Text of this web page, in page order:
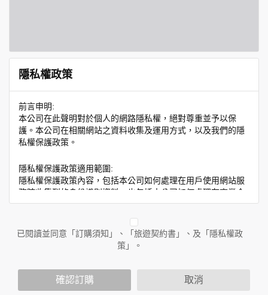
隱私權政策
前言申明:
本公司在此聲明對於個人的網路隱私權，絕對尊重並予以保
護。本公司在相關網站之資料收集及運用方式，以及我們的隱
私權保護政策。
隱私權保護政策適用範圍:
隱私權保護政策內容，包括本公司如何處理在用戶使用網站服
務時收集到的身份識別資料，也包括本公司如何處理在商業合
作與本公司合作時分享的任何身份識別資料。隱私權保護政策
人員。例如您透過本公司旗下網站上的廣告廠商連結，這些置
放連結的廠商也可能蒐集您個人的資料。對於您主動提供的個
人資訊，這些廣告廠商或連結網站有其個別的隱私權保護政
您個人在本網站上的聊天室或討論區中任意公開個人資料的行
已閱讀並同意「訂購須知」、「旅遊契約書」、及「隱私權政
策」。
確認訂購 取消